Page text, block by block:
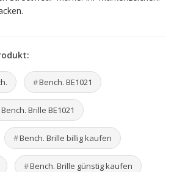
Bench. BE1021
Bench. Brille BE1021
Bench. Brille billig kaufen
Bench. Brille günstig kaufen